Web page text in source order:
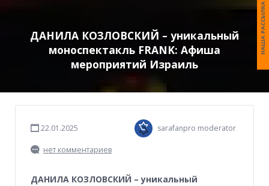
ДАНИЛА КОЗЛОВСКИЙ – уникальный
моноспектакль FRANK: Афиша
мероприятий Израиль
22.01.2025 sarafanpro moderator
нет комментариев
ДАНИЛА КОЗЛОВСКИЙ – уникальный
НАША РАССЫЛКА